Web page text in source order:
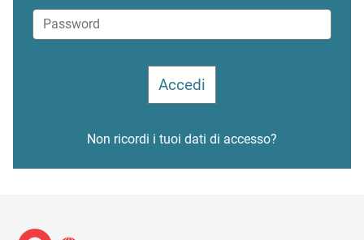
Non ricordi i tuoi dati di accesso?